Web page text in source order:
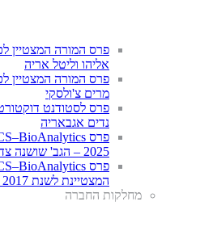
אליהו וליטל אריה
מרים צ'ולסקי
נדים אגבאריה
2025 – הגב' שושנה צדיק
המצטיינת לשנת 2017 – הגב' אסתר שוען
מחלקות החברה